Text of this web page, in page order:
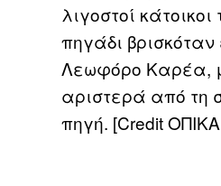
λιγοστοί
πηγάδι
Λεωφόρο Καρέα,
αριστερά από τη
πηγή. [Credit